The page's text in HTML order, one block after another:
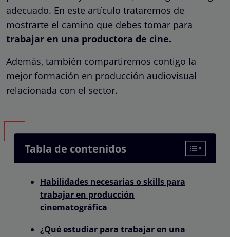
adecuado. En este artículo trataremos de
mostrarte el camino que debes tomar para
trabajar en una productora de cine.
Además, también compartiremos contigo la
mejor formación en producción audiovisual
relacionada con el sector.
Tabla de contenidos
Habilidades necesarias o skills para
trabajar en producción
cinematográfica
¿Qué estudiar para trabajar en una